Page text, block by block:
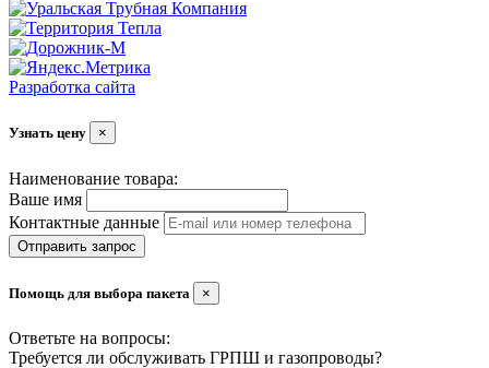
Разработка сайта
Узнать цену ×
Наименование товара:
Ваше имя
Контактные данные
Отправить запрос
Помощь для выбора пакета ×
Ответьте на вопросы:
Требуется ли обслуживать ГРПШ и газопроводы?